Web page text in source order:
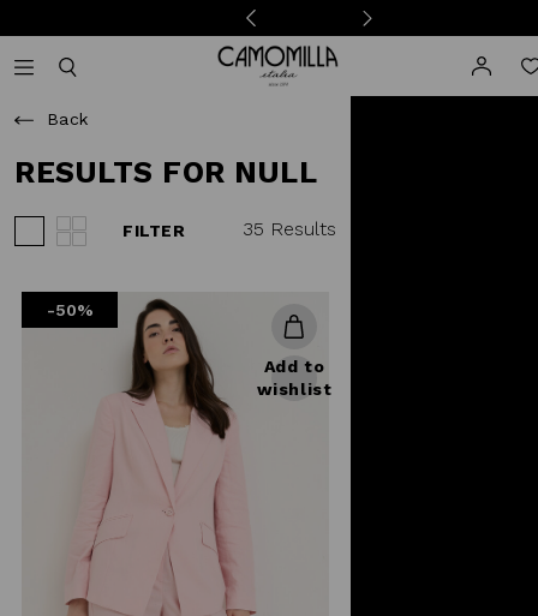
Camomilla Italia®
Back
RESULTS FOR NULL
FILTER 35 Results
-50%
Add to
wishlist